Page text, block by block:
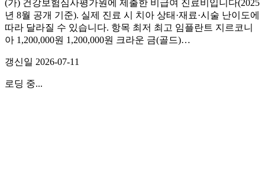
(가) 건강보험심사평가원에 제출한 비급여 진료비입니다(2025
년 8월 공개 기준). 실제 진료 시 치아 상태·재료·시술 난이도에
따라 달라질 수 있습니다. 항목 최저 최고 임플란트 지르코니
아 1,200,000원 1,200,000원 크라운 금(골드)…
갱신일 2026-07-11
로딩 중...